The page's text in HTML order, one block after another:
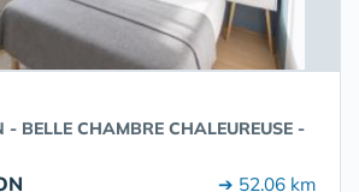
- BELLE CHAMBRE CHALEUREUSE -
➔ 52.06 km